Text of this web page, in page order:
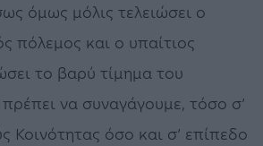
όμως μόλις τελειώσει ο
πόλεμος και ο υπαίτιος
το βαρύ τίμημα του
να συναγάγουμε, τόσο σ’
Κοινότητας όσο και σ’ επίπεδο